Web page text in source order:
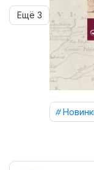
Ещё 3